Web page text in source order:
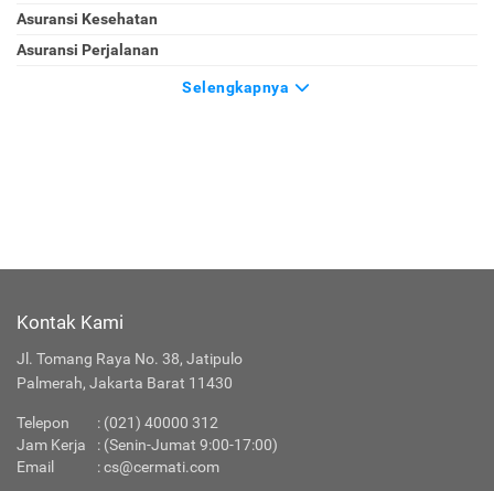
Asuransi Kesehatan
Asuransi Perjalanan
Selengkapnya
Kontak Kami
Jl. Tomang Raya No. 38, Jatipulo
Palmerah, Jakarta Barat 11430
Telepon
: (021) 40000 312
Jam Kerja
: (Senin-Jumat 9:00-17:00)
Email
:cs@cermati.com